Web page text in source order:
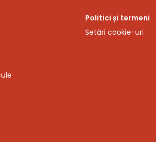
Politici și termeni
Setări cookie-uri